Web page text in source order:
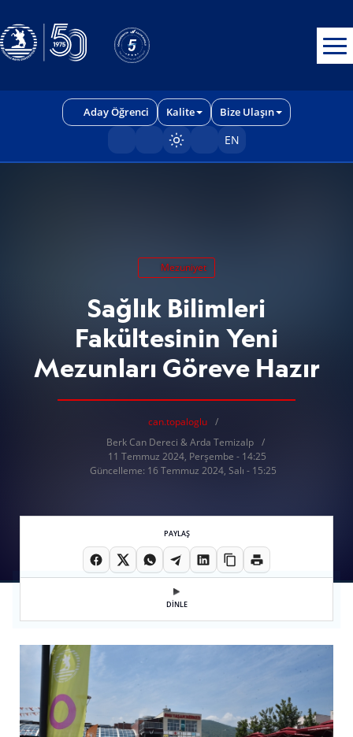
Aday Öğrenci Kalite Bize Ulaşın
Sayfayı karart/aç
EN
Mezuniyet
Sağlık Bilimleri
Fakültesinin Yeni
Mezunları Göreve Hazır
can.topaloglu
Berk Can Dereci & Arda Temizalp
11 Temmuz 2024, Perşembe - 14:25
Güncelleme: 16 Temmuz 2024, Salı - 15:25
PAYLAŞ
DİNLE